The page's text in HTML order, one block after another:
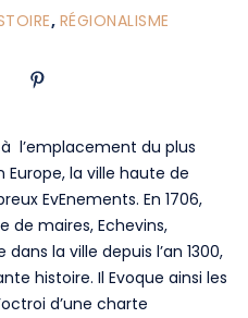
, RÉGIONALISME
l’emplacement du plus
la ville haute de
EvEnements. En 1706,
de maires, Echevins,
la ville depuis l’an 1300,
histoire. Il Evoque ainsi les
d’une charte